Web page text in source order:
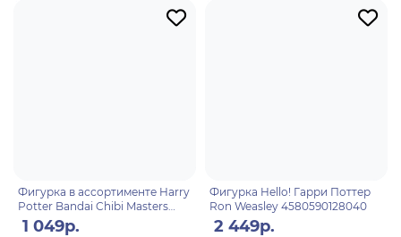
Фигурка в ассортименте Harry
Potter Bandai Chibi Masters
8см 0719373 ассортимент
1 049р.
Фигурка Hello! Гарри Поттер
Ron Weasley 4580590128040
2 449р.